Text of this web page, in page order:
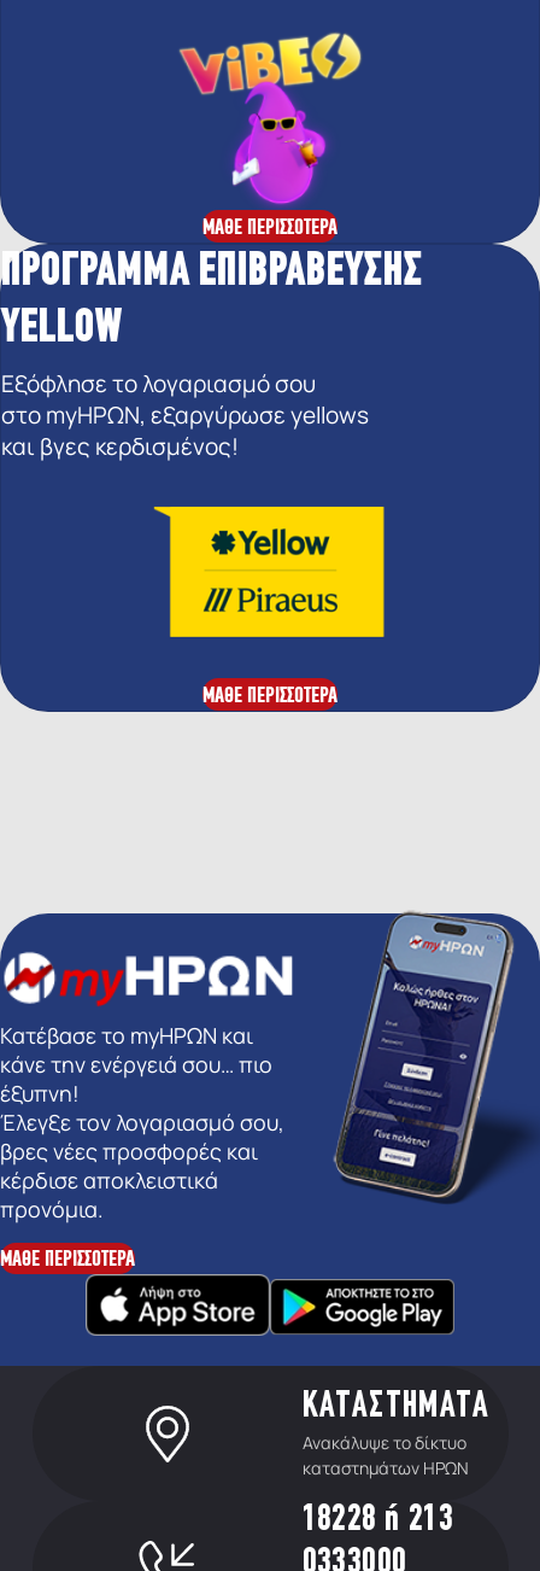
ΜΑΘΕ ΠΕΡΙΣΣΟΤΕΡΑ
ΠΡΟΓΡΑΜΜΑ ΕΠΙΒΡΑΒΕΥΣΗΣ
YELLOW
Εξόφλησε το λογαριασμό σου
στο myΗΡΩΝ, εξαργύρωσε yellows
και βγες κερδισμένος!
ΜΑΘΕ ΠΕΡΙΣΣΟΤΕΡΑ
Κατέβασε το myΗΡΩΝ και
κάνε την ενέργειά σου… πιο
έξυπνη!
Έλεγξε τον λογαριασμό σου,
βρες νέες προσφορές και
κέρδισε αποκλειστικά
προνόμια.
ΜΑΘΕ ΠΕΡΙΣΣΟΤΕΡΑ
ΚΑΤΑΣΤΗΜΑΤΑ
Ανακάλυψε το δίκτυο
καταστημάτων ΗΡΩΝ
18228 ή 213